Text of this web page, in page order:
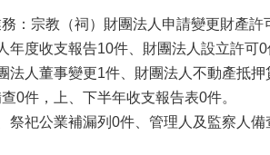
：宗教（祠）財團法人申請變更財產
年度收支報告10件、財團法人設立許可
法人董事變更1件、財團法人不動產抵
0件，上、下半年收支報告表0件。
祭祀公業補漏列0件、管理人及監察人